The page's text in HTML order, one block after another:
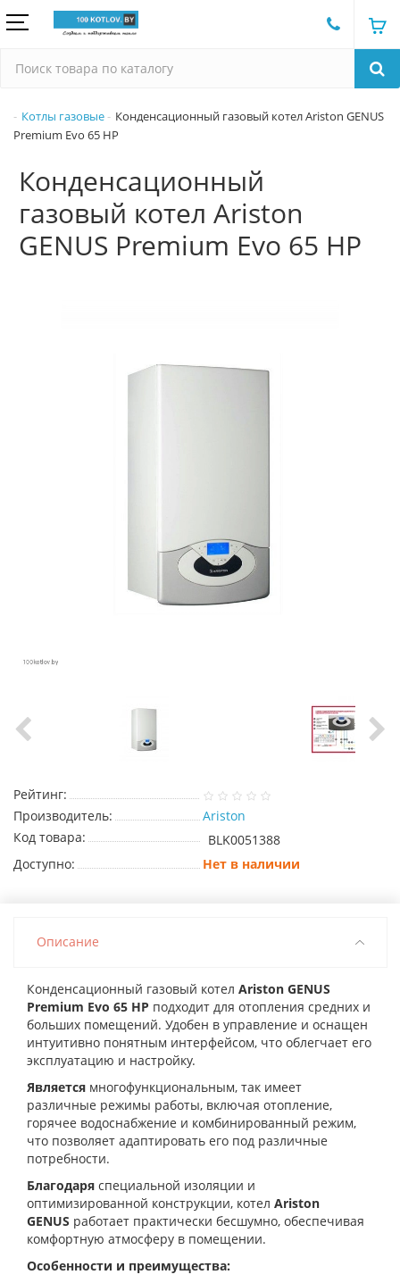
Котлы газовые
Конденсационный газовый котел Ariston GENUS
Premium Evo 65 HP
Конденсационный
газовый котел Ariston
GENUS Premium Evo 65 HP
Рейтинг:
Производитель:
Ariston
Код товара:
BLK0051388
Доступно:
Нет в наличии
Описание
Конденсационный газовый котел Ariston GENUS
Premium Evo 65 HP подходит для отопления средних и
больших помещений. Удобен в управление и оснащен
интуитивно понятным интерфейсом, что облегчает его
эксплуатацию и настройку.
Является многофункциональным, так имеет
различные режимы работы, включая отопление,
горячее водоснабжение и комбинированный режим,
что позволяет адаптировать его под различные
потребности.
Благодаря специальной изоляции и
оптимизированной конструкции, котел Ariston
GENUS работает практически бесшумно, обеспечивая
комфортную атмосферу в помещении.
Особенности и преимущества: